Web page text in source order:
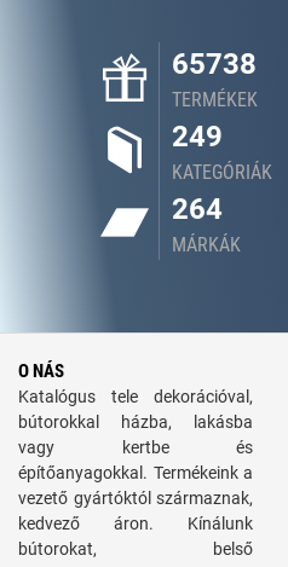
65738
TERMÉKEK
249
KATEGÓRIÁK
264
MÁRKÁK
O NÁS
Katalógus tele dekorációval,
bútorokkal házba, lakásba
vagy kertbe és
építőanyagokkal. Termékeink a
vezető gyártóktól származnak,
kedvező áron. Kínálunk
bútorokat, belső